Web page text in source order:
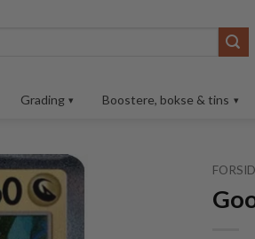
Grading Boostere, bokse & tins
Tilføj til
ønskeliste